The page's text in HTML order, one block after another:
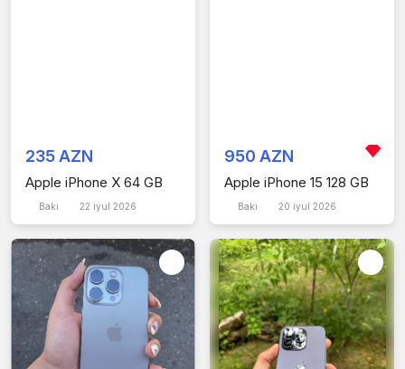
235 AZN
Apple iPhone X 64 GB
Bakı 22 iyul 2026
950 AZN
Apple iPhone 15 128 GB
Bakı 20 iyul 2026